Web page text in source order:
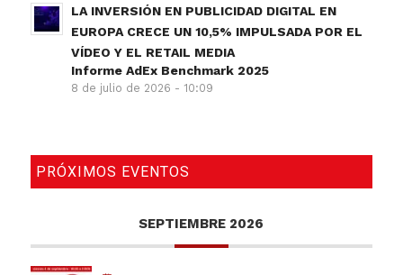
LA INVERSIÓN EN PUBLICIDAD DIGITAL EN
EUROPA CRECE UN 10,5% IMPULSADA POR EL
VÍDEO Y EL RETAIL MEDIA
Informe AdEx Benchmark 2025
8 de julio de 2026 - 10:09
PRÓXIMOS EVENTOS
SEPTIEMBRE 2026